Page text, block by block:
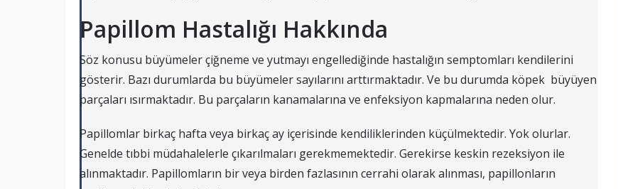
Papillom Hastalığı Hakkında
Söz konusu büyümeler çiğneme ve yutmayı engellediğinde hastalığın semptomları kendilerini
gösterir. Bazı durumlarda bu büyümeler sayılarını arttırmaktadır. Ve bu durumda köpek büyüyen
parçaları ısırmaktadır. Bu parçaların kanamalarına ve enfeksiyon kapmalarına neden olur.
Papillomlar birkaç hafta veya birkaç ay içerisinde kendiliklerinden küçülmektedir. Yok olurlar.
Genelde tıbbi müdahalelerle çıkarılmaları gerekmemektedir. Gerekirse keskin rezeksiyon ile
alınmaktadır. Papillomların bir veya birden fazlasının cerrahi olarak alınması, papillonların